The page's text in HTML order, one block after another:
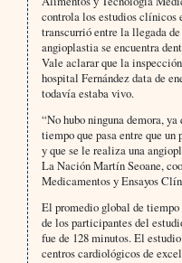
controla los estudios clínicos
transcurrió entre la llegada
angioplastia se encuentra
Vale aclarar que la
hospital Fernández data de
todavía estaba vivo.
“No hubo ninguna demora,
tiempo que pasa entre que
y que se le realiza una
La Nación Martín Seoane,
Medicamentos y Ensayos
El promedio global de
de los participantes del
fue de 128 minutos. El
centros cardiológicos de